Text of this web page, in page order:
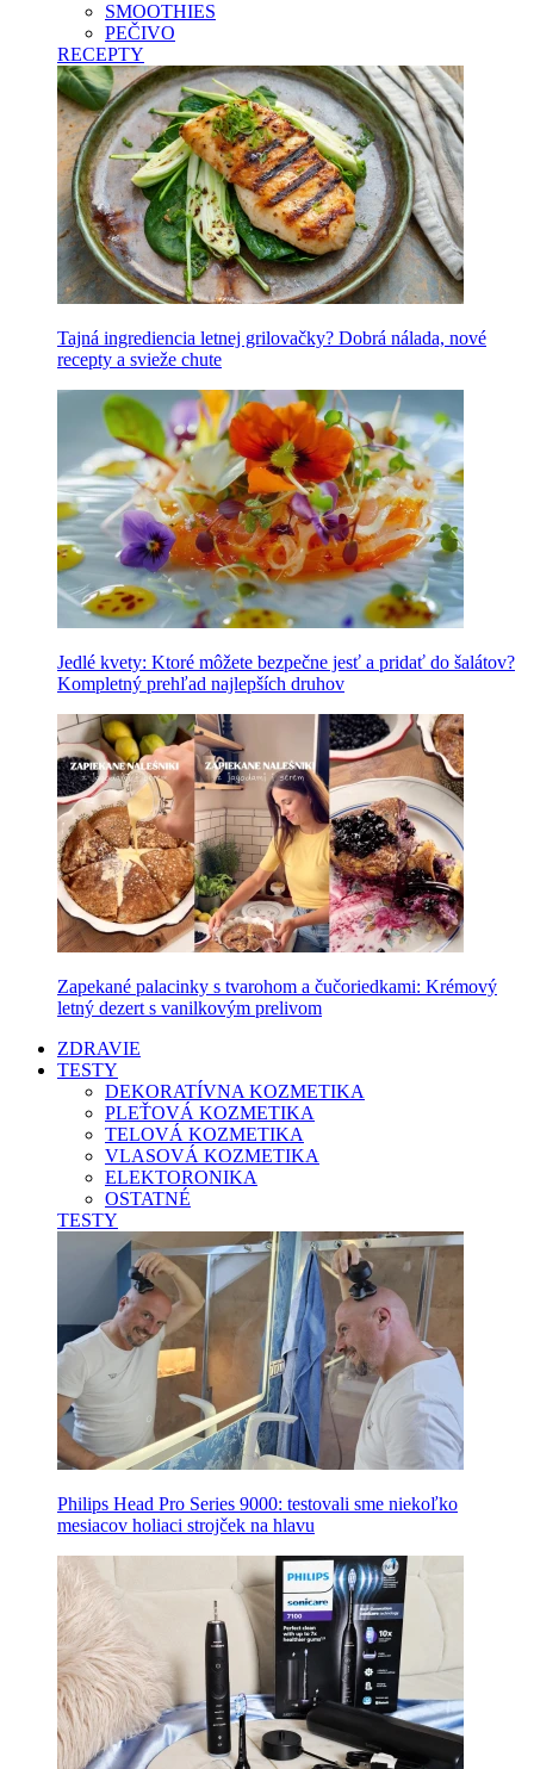
SMOOTHIES
PEČIVO
RECEPTY
Tajná ingrediencia letnej grilovačky? Dobrá nálada, nové
recepty a svieže chute
Jedlé kvety: Ktoré môžete bezpečne jesť a pridať do šalátov?
Kompletný prehľad najlepších druhov
Zapekané palacinky s tvarohom a čučoriedkami: Krémový
letný dezert s vanilkovým prelivom
ZDRAVIE
TESTY
DEKORATÍVNA KOZMETIKA
PLEŤOVÁ KOZMETIKA
TELOVÁ KOZMETIKA
VLASOVÁ KOZMETIKA
ELEKTORONIKA
OSTATNÉ
TESTY
Philips Head Pro Series 9000: testovali sme niekoľko
mesiacov holiaci strojček na hlavu